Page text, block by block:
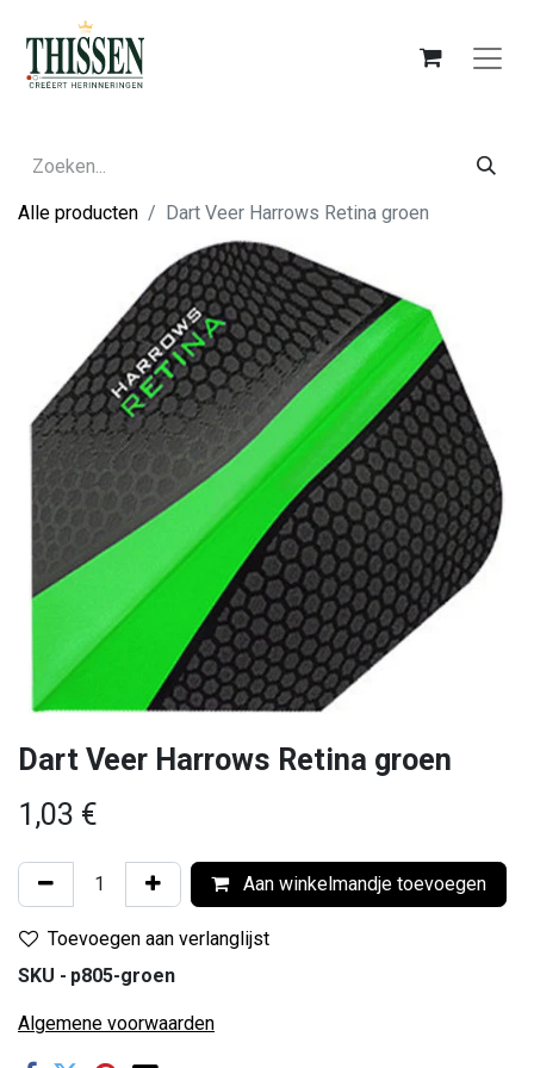
Alle producten Dart Veer Harrows Retina groen
Dart Veer Harrows Retina groen
1,03 €
Aan winkelmandje toevoegen
Toevoegen aan verlanglijst
SKU - p805-groen
Algemene voorwaarden